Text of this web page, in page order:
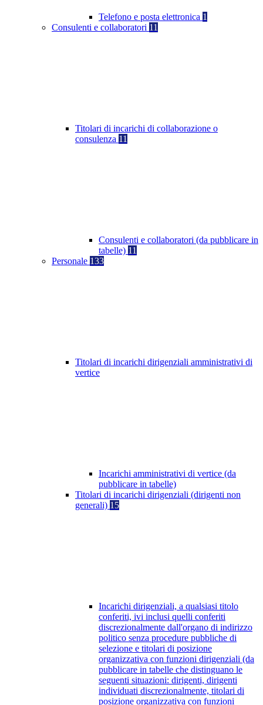
Telefono e posta elettronica 1
Consulenti e collaboratori 11
Titolari di incarichi di collaborazione o
consulenza 11
Consulenti e collaboratori (da pubblicare in
tabelle) 11
Personale 133
Titolari di incarichi dirigenziali amministrativi di
vertice
Incarichi amministrativi di vertice (da
pubblicare in tabelle)
Titolari di incarichi dirigenziali (dirigenti non
generali) 15
Incarichi dirigenziali, a qualsiasi titolo
conferiti, ivi inclusi quelli conferiti
discrezionalmente dall'organo di indirizzo
politico senza procedure pubbliche di
selezione e titolari di posizione
organizzativa con funzioni dirigenziali (da
pubblicare in tabelle che distinguano le
seguenti situazioni: dirigenti, dirigenti
individuati discrezionalmente, titolari di
posizione organizzativa con funzioni